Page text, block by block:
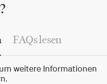
FAQs lesen
weitere Informationen